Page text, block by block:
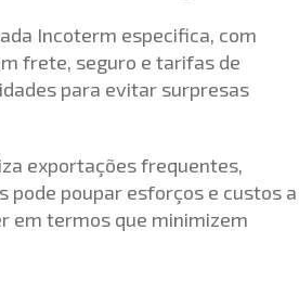
Incoterm especifica, com
frete, seguro e tarifas de
para evitar surpresas
exportações frequentes,
poupar esforços e custos a
em termos que minimizem